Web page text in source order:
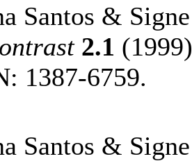
Santos &
2.1
1387-6759.
Santos &